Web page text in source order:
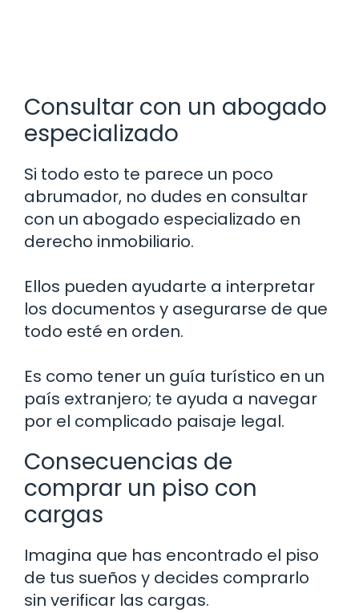
Consultar con un abogado
especializado
Si todo esto te parece un poco
abrumador, no dudes en consultar
con un abogado especializado en
derecho inmobiliario.
Ellos pueden ayudarte a interpretar
los documentos y asegurarse de que
todo esté en orden.
Es como tener un guía turístico en un
país extranjero; te ayuda a navegar
por el complicado paisaje legal.
Consecuencias de
comprar un piso con
cargas
Imagina que has encontrado el piso
de tus sueños y decides comprarlo
sin verificar las cargas.